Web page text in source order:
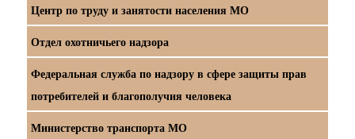
Центр по труду и занятости населения МО
Отдел охотничьего надзора
Федеральная служба по надзору в сфере защиты прав
потребителей и благополучия человека
Министерство транспорта МО